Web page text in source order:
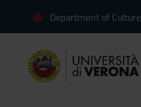
Department of